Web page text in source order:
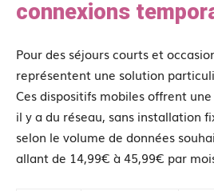
connexions
Pour des séjours courts et
représentent une solution
Ces dispositifs mobiles offrent
il y a du réseau, sans installation
selon le volume de données
allant de 14,99€ à 45,99€ par